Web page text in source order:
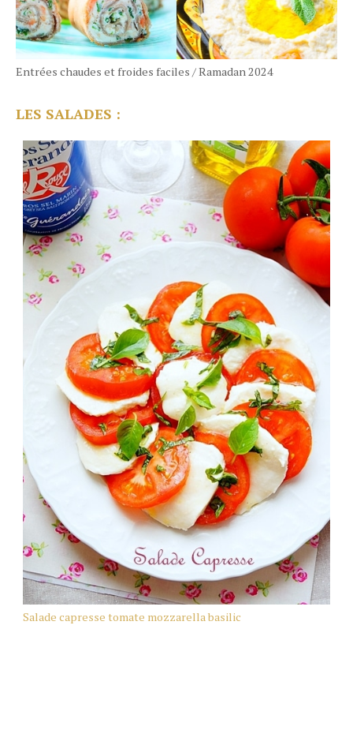
Entrées chaudes et froides faciles / Ramadan 2024
LES SALADES :
Salade capresse tomate mozzarella basilic